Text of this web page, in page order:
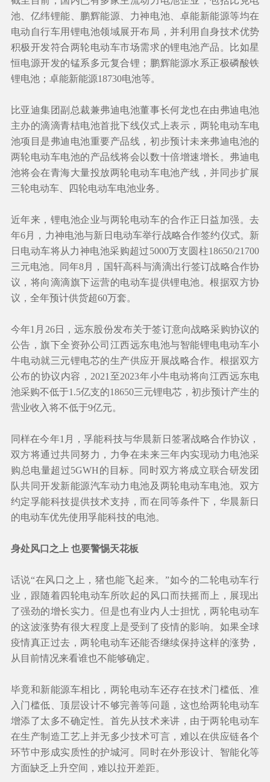
池、亿纬锂能、鹏辉能源、力神电池、卓能新能源等均在
电动自行车用锂电池领域展开布局，并利用自身技术优势
积极开发符合两轮电动车市场需求的锂电池产品。比如星
恒电源开发的锰系多元复合锂；鹏辉能源水系正极磷酸铁
锂电池；卓能新能源18730电池等。
比亚迪集团副总裁兼弗迪电池董事长何龙也在由弗迪电池
主办的滴滴青桔电池首批下线仪式上表示，两轮电动车电
池项目是弗迪电池重要产品线，初步预计未来弗迪电池的
两轮电动车电池的产品线将会以数十倍增速增长。弗迪电
池将会在青海大量投放两轮电动车电池产线，并同步扩展
三轮电动车、四轮电动车电池业务。
近年来，锂电池企业与两轮电动车的合作正日益加强。去
年6月，力神电池与新日电动车举行战略合作签约仪式。新
日电动车将从力神电池采购超过5000万支圆柱18650/21700
三元电池。同年8月，国轩高科与滴滴出行签订战略合作协
议，将向滴滴旗下运营的电动车提供锂电池。根据双方协
议，全年预计供货超60万套。
今年1月26日，远东股份发布关于签订意向战略采购协议的
公告，旗下全资孙公司江西远东电池与智能锂电电动车小
牛电动就三元锂电芯的生产供应开展战略合作。根据双方
公布的协议内容，2021至2023年小牛电动将向江西远东电
池采购不低于1.5亿支的18650三元锂电芯，初步预计产生的
营业收入将不低于9亿元。
同样在今年1月，孚能科技与华晨新日签署战略合作协议，
双方将通过共同努力，力争在未来三年内实现动力电池采
购总电量超过5GWH的目标。同时双方将成立联合研发团
队共同开发新能源汽车动力电池及两轮电动车电池。双方
约定孚能科技提供技术支持，而在同等条件下，华晨新日
的电动车优先使用孚能科技的电池。
身处风口之上 也要警惕天花板
话说“在风口之上，猪也能飞起来。”如今的二轮电动车行
业，跟随着四轮电动车所吹起的风口而扶摇而上，展现出
了强劲的增长实力。但是也有业内人士担忧，两轮电动车
的这波涨势有很大程度上是受到了疫情的影响。如果全球
疫情真正过去，两轮电动车还能否继续保持这样的涨势，
从目前情况来看谁也不能够确定。
毕竟和新能源车相比，两轮电动车还存在技术门槛低、准
入门槛低、顶层设计不够完善等问题，这也给两轮电动车
增添了太多不确定性。首先从技术来讲，由于两轮电动车
在生产制造工艺上并无多少技术可言，难以在供应链各个
环节中形成实质性的护城河。同时在外形设计、智能化等
方面缺乏上升空间，难以拉开差距。